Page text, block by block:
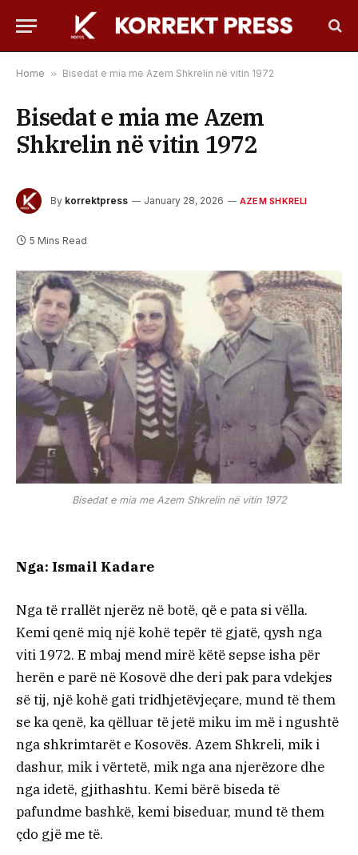
Home » Bisedat e mia me Azem Shkrelin në vitin 1972
Bisedat e mia me Azem
Shkrelin në vitin 1972
By korrektpress January 28, 2026 AZEM SHKRELI
5 Mins Read
Bisedat e mia me Azem Shkrelin në vitin 1972
Nga: Ismail Kadare
Nga të rrallët njerëz në botë, që e pata si vëlla.
Kemi qenë miq një kohë tepër të gjatë, qysh nga
viti 1972. E mbaj mend mirë këtë sepse isha për
herën e parë në Kosovë dhe deri pak para vdekjes
së tij, një kohë gati tridhjetëvjeçare, mund të them
se ka qenë, ka qëlluar të jetë miku im më i ngushtë
nga shkrimtarët e Kosovës. Azem Shkreli, mik i
dashur, mik i vërtetë, mik nga ana njerëzore dhe
nga idetë, gjithashtu. Kemi bërë biseda të
pafundme bashkë, kemi biseduar, mund të them
çdo gjë me të.